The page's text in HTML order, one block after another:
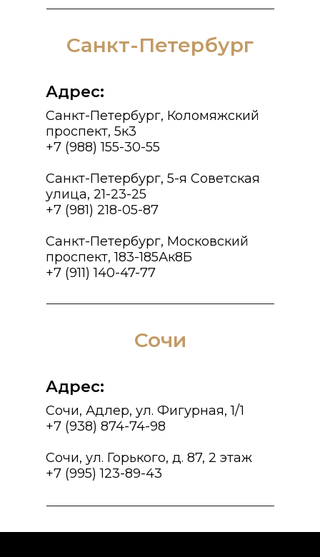
Санкт-Петербург
Санкт-Петербург, Коломяжский
проспект, 5к3
+7 (988) 155-30-55
Санкт-Петербург, 5-я Советская
улица, 21-23-25
+7 (981) 218-05-87
Санкт-Петербург, Московский
проспект, 183-185Ак8Б
+7 (911) 140-47-77
Адрес:
Сочи
Сочи, Адлер, ул. Фигурная, 1/1
+7 (938) 874-74-98
Сочи, ул. Горького, д. 87, 2 этаж
+7 (995) 123-89-43
Адрес: